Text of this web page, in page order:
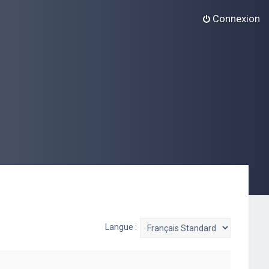
Connexion
Langue :